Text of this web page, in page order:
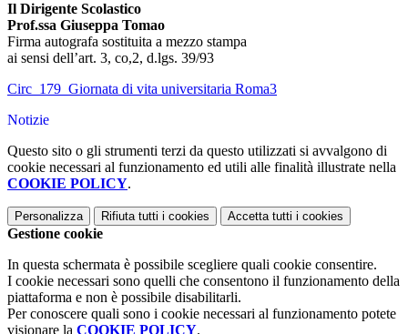
Il Dirigente Scolastico
Prof.ssa Giuseppa Tomao
Firma autografa sostituita a mezzo stampa
ai sensi dell’art. 3, co,2, d.lgs. 39/93
Circ_179_Giornata di vita universitaria Roma3
Notizie
Questo sito o gli strumenti terzi da questo utilizzati si avvalgono di
cookie necessari al funzionamento ed utili alle finalità illustrate nella
COOKIE POLICY.
Personalizza Rifiuta tutti i cookies Accetta tutti i cookies
Gestione cookie
In questa schermata è possibile scegliere quali cookie consentire.
I cookie necessari sono quelli che consentono il funzionamento della
piattaforma e non è possibile disabilitarli.
Per conoscere quali sono i cookie necessari al funzionamento potete
visionare la COOKIE POLICY.